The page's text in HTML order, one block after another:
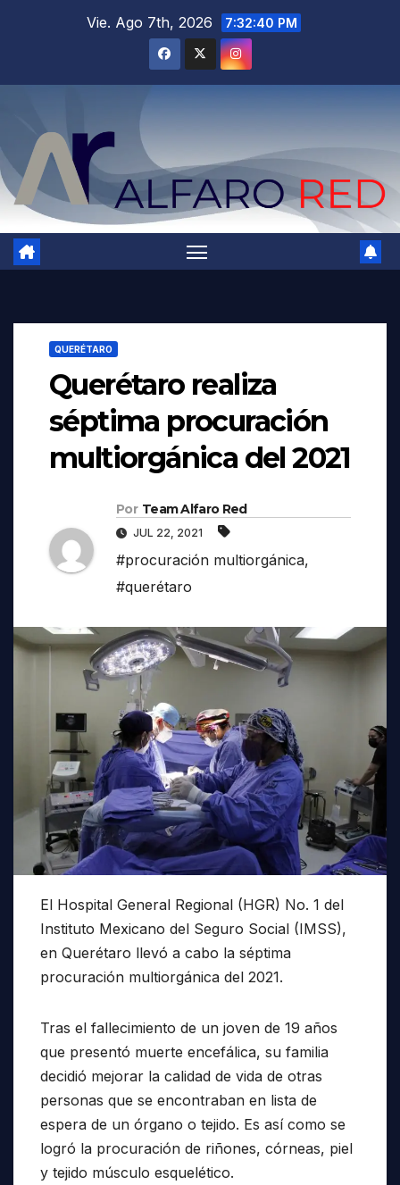
Vie. Ago 7th, 2026 7:32:42 PM
QUERÉTARO
Querétaro realiza
séptima procuración
multiorgánica del 2021
Por Team Alfaro Red
JUL 22, 2021
#procuración multiorgánica,
#querétaro
El Hospital General Regional (HGR) No. 1 del
Instituto Mexicano del Seguro Social (IMSS),
en Querétaro llevó a cabo la séptima
procuración multiorgánica del 2021.
Tras el fallecimiento de un joven de 19 años
que presentó muerte encefálica, su familia
decidió mejorar la calidad de vida de otras
personas que se encontraban en lista de
espera de un órgano o tejido. Es así como se
logró la procuración de riñones, córneas, piel
y tejido músculo esquelético.